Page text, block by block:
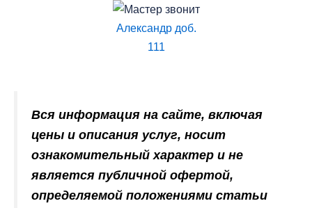
Александр доб.
111
Вся информация на сайте, включая
цены и описания услуг, носит
ознакомительный характер и не
является публичной офертой,
определяемой положениями статьи